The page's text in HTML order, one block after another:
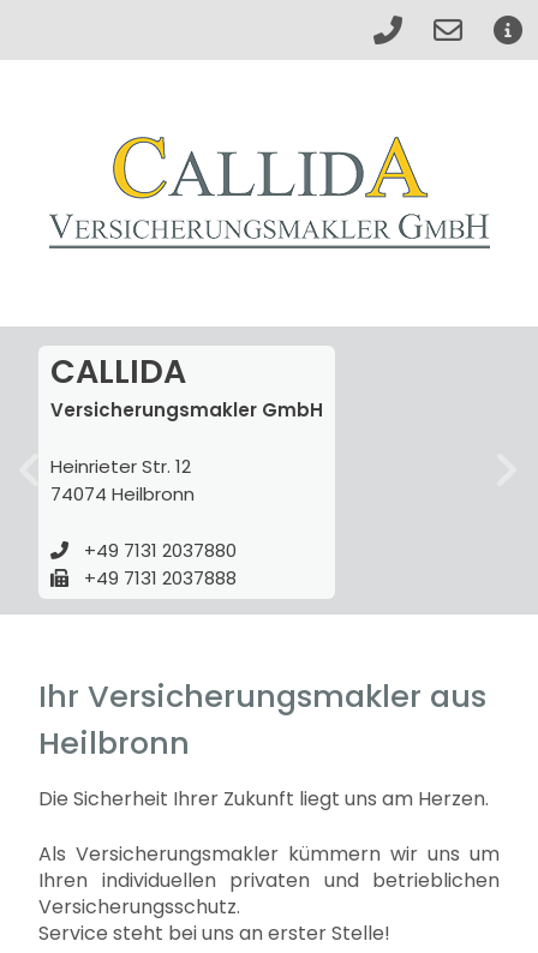
CALLIDA
Versicherungsmakler GmbH
Heinrieter Str. 12
74074 Heilbronn
+49 7131 2037880
+49 7131 2037888
zurück
Ihr Versicherungsmakler aus
Heilbronn
Die Sicherheit Ihrer Zukunft liegt uns am Herzen.
Als Versicherungsmakler kümmern wir uns um
Ihren individuellen privaten und betrieblichen
Versicherungsschutz.
Service steht bei uns an erster Stelle!